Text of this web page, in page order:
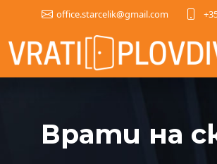
office.starcelik@gmail.com
Врати на